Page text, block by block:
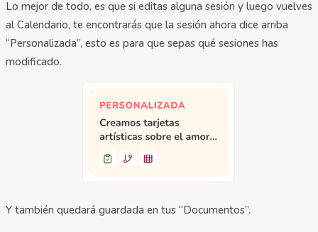
Lo mejor de todo, es que si editas alguna sesión y luego vuelves
al Calendario, te encontrarás que la sesión ahora dice arriba
“Personalizada”, esto es para que sepas qué sesiones has
modificado.
Y también quedará guardada en tus “Documentos”.